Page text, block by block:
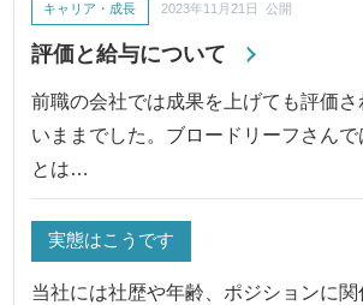
評価と給与について
キャリア・成長 2023年11月21日 公開
前職の会社では成果を上げても評価
いままでした。ブロードリーフさんで
とは…
実態はこうです
当社には社歴や年齢、ポジションに